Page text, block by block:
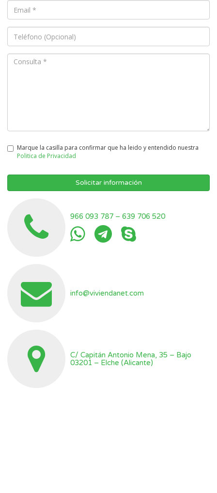
Marque la casilla para confirmar que ha leido y entendido nuestra
Politica de Privacidad
Solicitar información
966 093 787 – 639 706 520
info@viviendanet.com
C/ Capitán Antonio Mena, 35 – Bajo
03201 – Elche (Alicante)